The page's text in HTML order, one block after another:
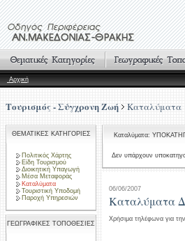
Αρχική
Τουρισμός - Σύγχρονη Ζωή Καταλύματα
ΘΕΜΑΤΙΚΕΣ ΚΑΤΗΓΟΡΙΕΣ
Πολιτικός Χάρτης
Είδη Τουρισμού
Διοικητική Υπαγωγή
Μέσα Μεταφοράς
Καταλύματα
Τουριστική Υποδομή
Παροχή Υπηρεσιών
ΓΕΩΓΡΑΦΙΚΕΣ ΤΟΠΟΘΕΣΙΕΣ
Καταλύματα:
Δεν υπάρχουν
06/06/2007
Καταλύματα
Χρήσιμα τηλέφωνα για